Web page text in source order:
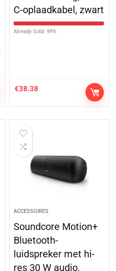
C-oplaadkabel, zwart
Already Sold: 99%
€38.38
ACCESSOIRES
Soundcore Motion+
Bluetooth-
luidspreker met hi-
res 30 W audio,